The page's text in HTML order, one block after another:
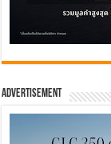
Advertisement